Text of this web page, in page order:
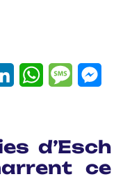
LinkedInWhatsApp
d’Esch
ce